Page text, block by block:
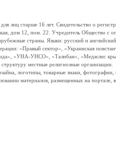
старше 16 лет. Свидетельство о
дом 12, пом. 22. Учредитель Общество
страны. Языки: русский и
«Правый сектор», «Украинская
«УНА-УНСО», «Талибан», «Меджлис
местные религиозные организации.
логотипы, товарные знаки,
материалов, размещенных на